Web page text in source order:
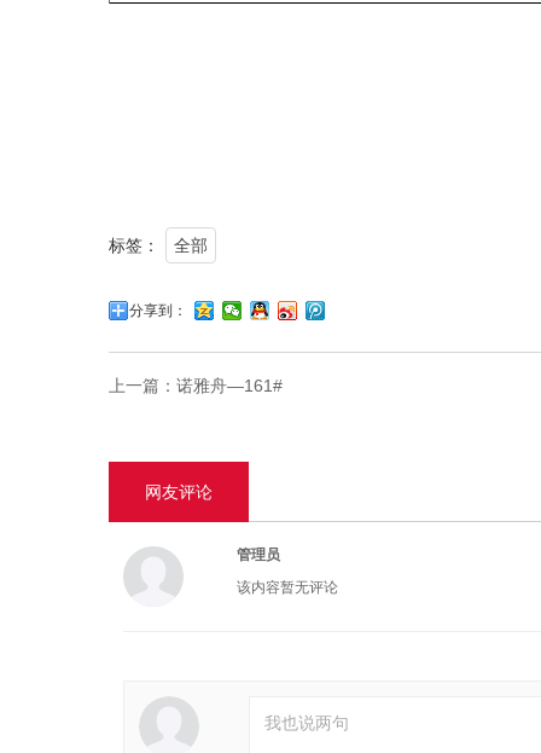
标签： 全部
分享到：
上一篇： 诺雅舟—161#
网友评论
管理员
该内容暂无评论